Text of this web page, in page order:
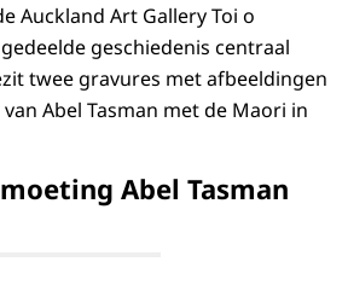
Auckland Art Gallery Toi o
geschiedenis centraal
twee gravures met afbeeldingen
Abel Tasman met de Maori in
Abel Tasman